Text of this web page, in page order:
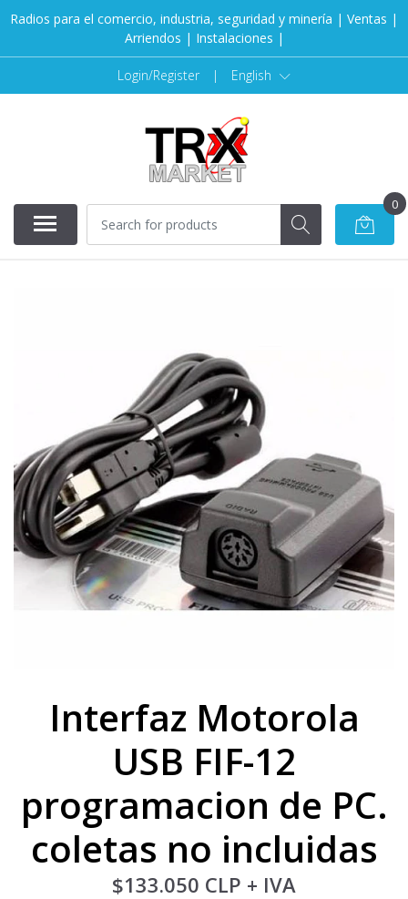
Radios para el comercio, industria, seguridad y minería | Ventas |
Arriendos | Instalaciones |
Login/Register | English
0
Interfaz Motorola
USB FIF-12
programacion de PC.
coletas no incluidas
$133.050 CLP + IVA